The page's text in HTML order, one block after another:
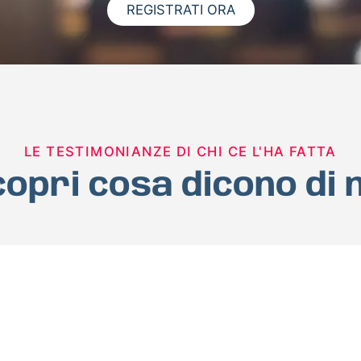
REGISTRATI ORA
LE TESTIMONIANZE DI CHI CE L'HA FATTA
cosa dicono di